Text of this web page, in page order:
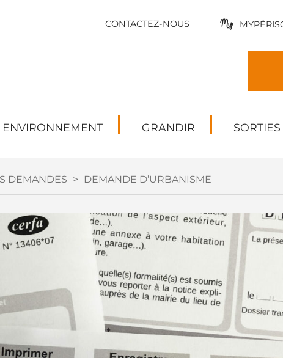
CONTACTEZ-NOUS
ENVIRONNEMENT GRANDIR SORTIES
DEMANDES > DEMANDE D’URBANISME